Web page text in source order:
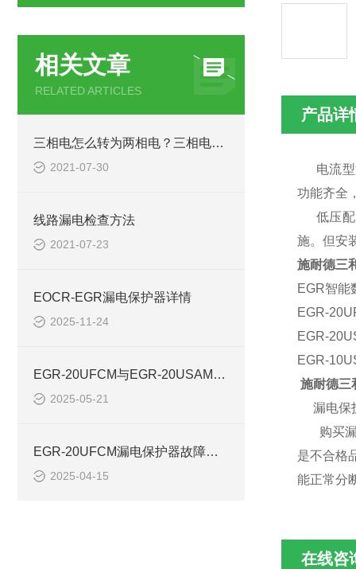
相关文章
RELATED ARTICLES
三相电怎么转为两相电？三相电变两相电的接线方法
2021-07-30
线路漏电检查方法
2021-07-23
EOCR-EGR漏电保护器详情
2025-11-24
EGR-20UFCM与EGR-20USAM漏电保护器对比
2025-05-21
EGR-20UFCM漏电保护器故障跳闸原因解读
2025-04-15
产品详
电流型
功能齐全
低压配
施。但安
施耐德三
EGR智能
EGR-
EGR-
EGR-
施耐德三
漏电保
购买漏
是不合格
能正常分
在线咨